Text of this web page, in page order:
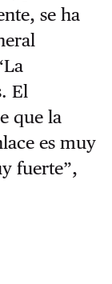
se ha
El
que la
es muy
fuerte”,